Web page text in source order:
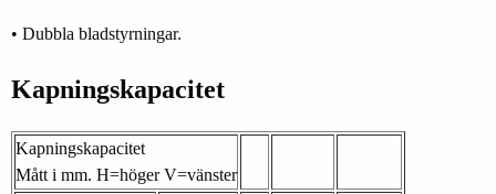
• Dubbla bladstyrningar.
Kapningskapacitet
Kapningskapacitet
Mått i mm. H=höger V=vänster